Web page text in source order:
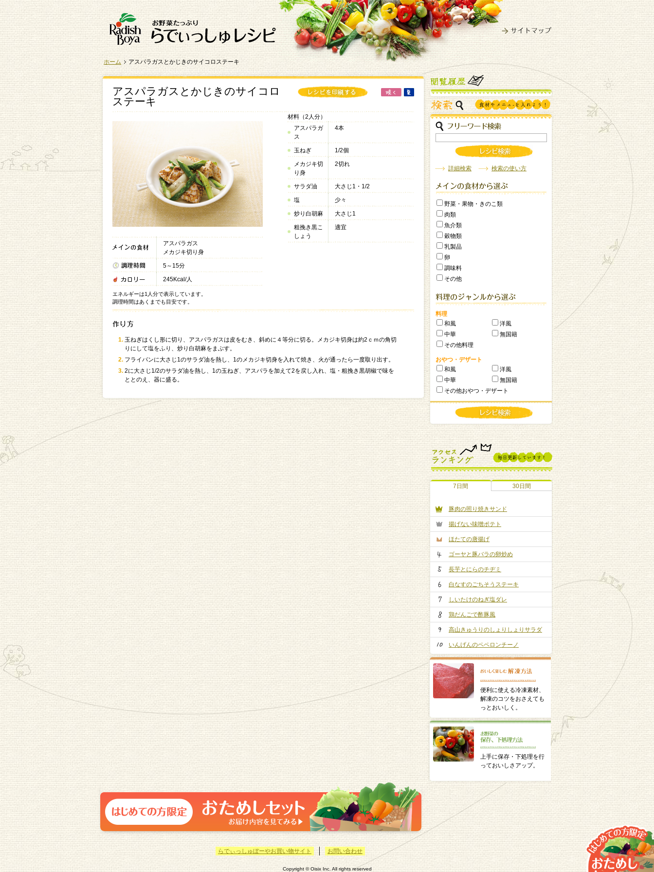
ホーム アスパラガスとかじきのサイコロステーキ
アスパラガスとかじきのサイコロ
ステーキ
アスパラガス
メカジキ切り身
5～15分
245Kcal/人
エネルギーは1人分で表示しています。
調理時間はあくまでも目安です。
材料（2人分）
アスパラガ
ス
4本
玉ねぎ
1/2個
メカジキ切
り身
2切れ
サラダ油
大さじ1・1/2
塩
少々
炒り白胡麻
大さじ1
粗挽き黒こ
しょう
適宜
玉ねぎはくし形に切り、アスパラガスは皮をむき、斜めに４等分に切る。メカジキ切身は約2ｃｍの角切
りにして塩をふり、炒り白胡麻をまぶす。
フライパンに大さじ1のサラダ油を熱し、1のメカジキ切身を入れて焼き、火が通ったら一度取り出す。
2に大さじ1/2のサラダ油を熱し、1の玉ねぎ、アスパラを加えて2を戻し入れ、塩・粗挽き黒胡椒で味を
ととのえ、器に盛る。
詳細検索 検索の使い方
野菜・果物・きのこ類
肉類
魚介類
穀物類
乳製品
卵
調味料
その他
料理
和風
洋風
中華
無国籍
その他料理
おやつ・デザート
和風
洋風
中華
無国籍
その他おやつ・デザート
7日間 30日間
豚肉の照り焼きサンド
揚げない味噌ポテト
ほたての唐揚げ
ゴーヤと豚バラの卵炒め
長芋とにらのチヂミ
白なすのごちそうステーキ
しいたけのねぎ塩ダレ
鶏だんごで酢豚風
高山きゅうりのしょりしょりサラダ
いんげんのペペロンチーノ
便利に使える冷凍素材、
解凍のコツをおさえても
っとおいしく。
上手に保存・下処理を行
っておいしさアップ。
らでぃっしゅぼーやお買い物サイト お問い合わせ
Copyright © Oisix Inc. All rights reserved